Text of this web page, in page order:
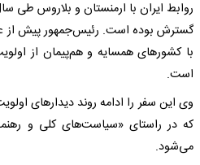
روابط ایران با ارمنستان و بلاروس طی
‌گسترش بوده است. رئیس‌جمهور پیش از
با کشورهای همسایه و هم‌پیمان از
است.
وی این سفر را ادامه‌ روند دیدارهای
که در راستای «سیاست‌های کلی و
می‌شود.